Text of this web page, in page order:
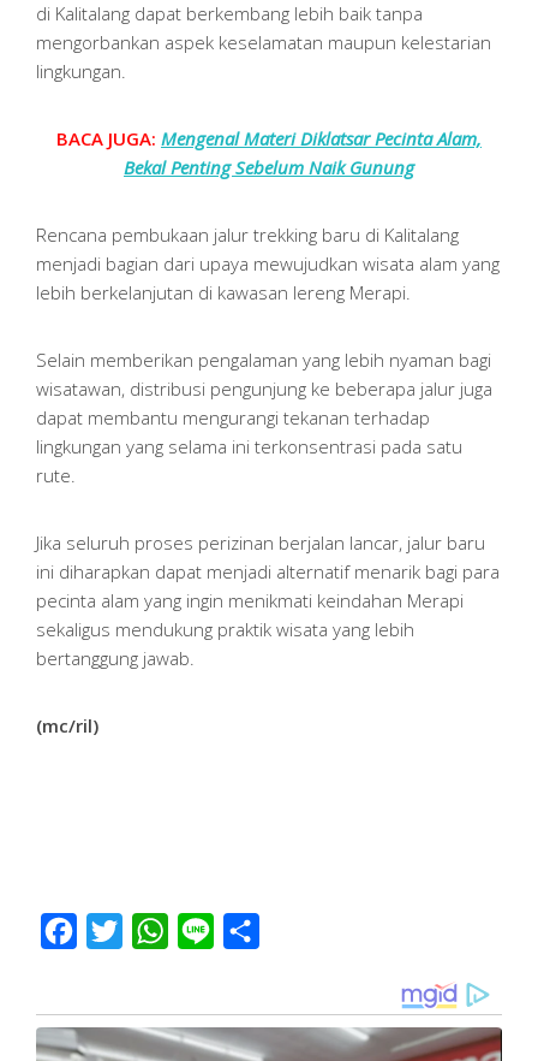
di Kalitalang dapat berkembang lebih baik tanpa
mengorbankan aspek keselamatan maupun kelestarian
lingkungan.
BACA JUGA: Mengenal Materi Diklatsar Pecinta Alam,
Bekal Penting Sebelum Naik Gunung
Rencana pembukaan jalur trekking baru di Kalitalang
menjadi bagian dari upaya mewujudkan wisata alam yang
lebih berkelanjutan di kawasan lereng Merapi.
Selain memberikan pengalaman yang lebih nyaman bagi
wisatawan, distribusi pengunjung ke beberapa jalur juga
dapat membantu mengurangi tekanan terhadap
lingkungan yang selama ini terkonsentrasi pada satu
rute.
Jika seluruh proses perizinan berjalan lancar, jalur baru
ini diharapkan dapat menjadi alternatif menarik bagi para
pecinta alam yang ingin menikmati keindahan Merapi
sekaligus mendukung praktik wisata yang lebih
bertanggung jawab.
(mc/ril)
Facebook
Twitter WhatsApp
Line